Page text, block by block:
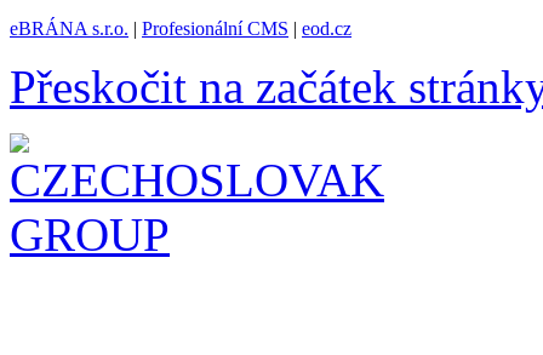
eBRÁNA s.r.o. | Profesionální CMS | eod.cz
Přeskočit na začátek